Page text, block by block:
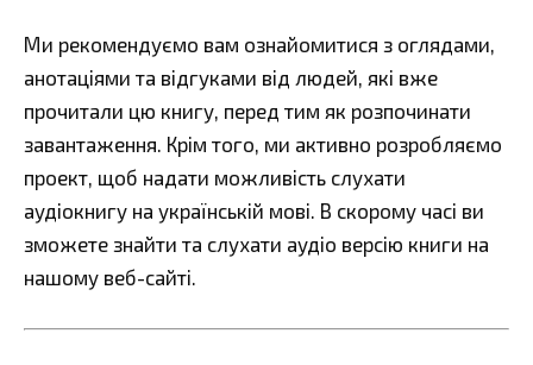
Ми рекомендуємо вам ознайомитися з оглядами,
анотаціями та відгуками від людей, які вже
прочитали цю книгу, перед тим як розпочинати
завантаження. Крім того, ми активно розробляємо
проект, щоб надати можливість слухати
аудіокнигу на українській мові. В скорому часі ви
зможете знайти та слухати аудіо версію книги на
нашому веб-сайті.